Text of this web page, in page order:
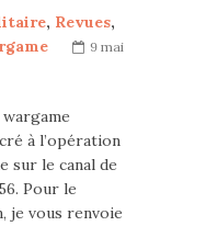
, Revues,
9 mai
à l’opération
sur le canal de
Pour le
je vous renvoie